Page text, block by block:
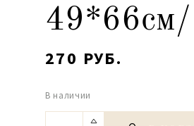
270 РУБ.
В наличии